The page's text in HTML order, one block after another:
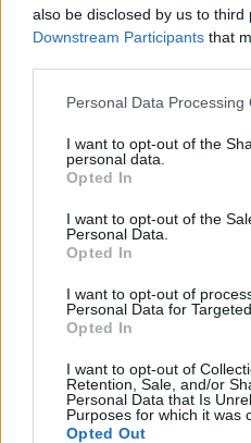
also be disclosed by us to third
Downstream Participants that
Please note that this website/
not limited to your visit or
grant or deny consent to
use your data for below
consent section.
Personal Data Processing
I want to opt-out of the
personal data.
Opted In
I want to opt-out of the
Personal Data.
Opted In
I want to opt-out of
Personal Data for
Opted In
I want to opt-out of
Retention, Sale, and/or
Personal Data that Is
Purposes for which it was
Opted Out
Hivatal és a Nemzeti
Ügynökség vezetőit
HÍREK egy órája
Elképesztő, kiknek
hasznot Jeffrey
HÍREK 2 órája